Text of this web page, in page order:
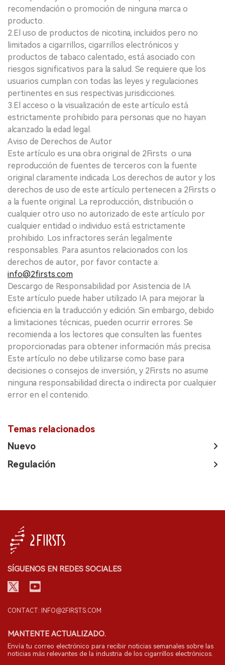
recomendación o promoción de ninguna marca o
producto.
2.El uso de productos de nicotina, incluidos pero no
limitados a cigarrillos, cigarrillos electrónicos y
productos de tabaco calentado, está asociado con
riesgos significativos para la salud. Se requiere que los
usuarios cumplan con todas las leyes y regulaciones
pertinentes en sus respectivas jurisdicciones.
3.El acceso o la visualización de este artículo está
estrictamente prohibido para personas que no hayan
alcanzado la edad legal.
Aviso de Derechos de Autor
Este artículo es una obra original de 2Firsts o una
reproducción de fuentes de terceros con la fuente
original claramente indicada. Los derechos de autor y los
derechos de uso de este artículo pertenecen a 2Firsts o
a la fuente original. La reproducción, distribución o
cualquier otro uso no autorizado de este artículo por
cualquier entidad o individuo está estrictamente
prohibido. Los infractores serán legalmente
responsables. Para asuntos relacionados con los
derechos de autor, por favor contacte a:
info@2firsts.com
Descargo de Responsabilidad por Asistencia de IA
Este artículo puede haber utilizado IA para mejorar la
eficiencia en la traducción y edición. Sin embargo, debido
a limitaciones técnicas, pueden ocurrir errores. Se
recomienda a los lectores que consulten las fuentes
proporcionadas para obtener información más precisa.
Este artículo no debe utilizarse como base para
decisiones o consejos de inversión, y 2Firsts no asume
ninguna responsabilidad directa o indirecta por cualquier
error en el contenido.
Temas relacionados
Nuevo
Regulación
SÍGUENOS EN REDES SOCIALES
CONTACT: INFO@2FIRSTS.COM
MANTENTE ACTUALIZADO.
Envía tu correo electrónico para recibir noticias semanales sobre las
noticias más relevantes de la industria de los cigarrillos electrónicos.